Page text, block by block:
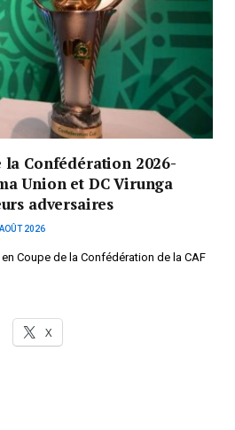
la Confédération 2026-
Union et DC Virunga
adversaires
2026
Coupe de la Confédération de la CAF
X